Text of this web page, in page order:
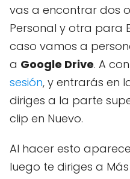
vas a encontrar dos
Personal y otra para
caso vamos a
a Google Drive. A
sesión, y entrarás en
diriges a la parte
clip en Nuevo.
Al hacer esto
luego te diriges a